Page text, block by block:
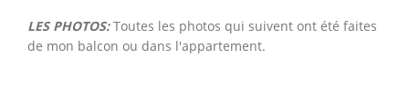
LES PHOTOS: Toutes les photos qui suivent ont été faites
de mon balcon ou dans l'appartement.